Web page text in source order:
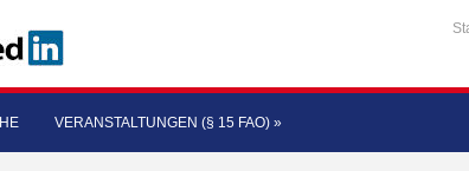
VERANSTALTUNGEN (§ 15 FAO) »